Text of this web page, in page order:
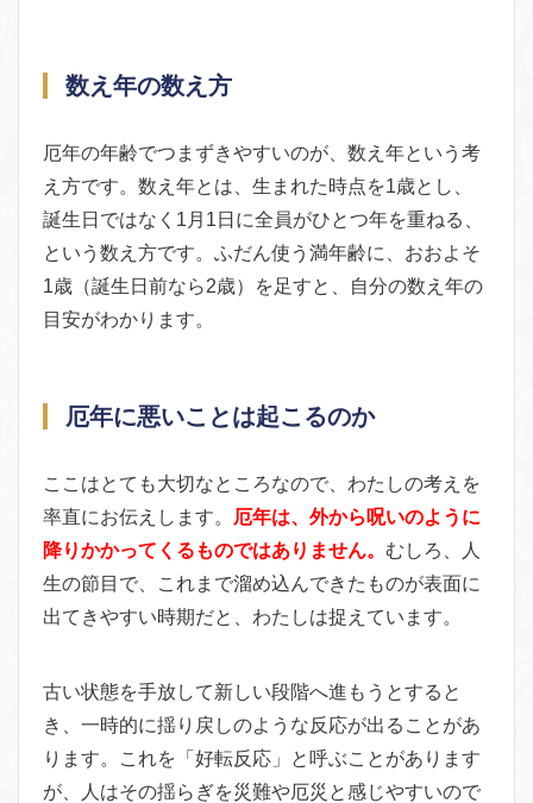
数え年の数え方
厄年の年齢でつまずきやすいのが、数え年という考
え方です。数え年とは、生まれた時点を1歳とし、
誕生日ではなく1月1日に全員がひとつ年を重ねる、
という数え方です。ふだん使う満年齢に、おおよそ
1歳（誕生日前なら2歳）を足すと、自分の数え年の
目安がわかります。
厄年に悪いことは起こるのか
ここはとても大切なところなので、わたしの考えを
率直にお伝えします。
厄年は、外から呪いのように
降りかかってくるものではありません。 むしろ、人
生の節目で、これまで溜め込んできたものが表面に
出てきやすい時期だと、わたしは捉えています。
古い状態を手放して新しい段階へ進もうとすると
き、一時的に揺り戻しのような反応が出ることがあ
ります。これを「好転反応」と呼ぶことがあります
が、人はその揺らぎを災難や厄災と感じやすいので